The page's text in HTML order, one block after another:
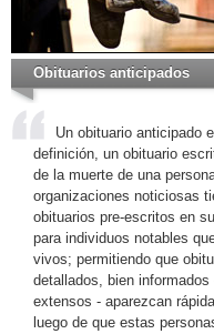
Obituarios anticipados
Un obituario anticipado
definición, un obituario
de la muerte de una
organizaciones noticiosas
obituarios pre-escritos en
para individuos notables
vivos; permitiendo que
detallados, bien informados
extensos - aparezcan
luego de que estas